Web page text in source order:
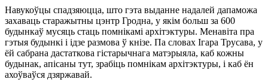
Навукоўцы спадзяюцца, што гэта выданне надалей дапаможа
захаваць старажытны цэнтр Гродна, у якім больш за 600
будынкаў мусяць стаць помнікамі архітэктуры. Менавіта пра
гэтыя будынкі і ідзе размова ў кнізе. Па словах Ігара Трусава, у
ёй сабрана дастаткова гістарычнага матэрыяла, каб кожны
будынак, апісаны тут, зрабіць помнікам архітэктуры, і каб ён
ахоўваўся дзяржавай.